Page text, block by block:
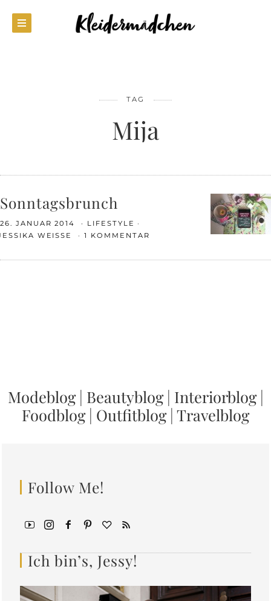
TAG
Mija
Sonntagsbrunch
26. JANUAR 2014
LIFESTYLE
WEISSE
1 KOMMENTAR
Modeblog| Beautyblog| Interiorblog|
Foodblog| Outfitblog| Travelblog
Follow Me!
Ich bin’s, Jessy!